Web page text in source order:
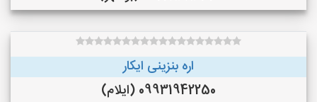
اره بنزینی ایکار
09931942250 (ایلام)